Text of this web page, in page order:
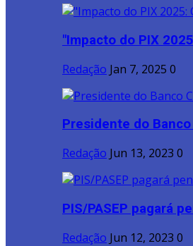
"Impacto do PIX
Redação Jan 7, 2025 0
Presidente do
Redação Jun 13, 2023 0
PIS/PASEP pagará
Redação Jun 12, 2023 0